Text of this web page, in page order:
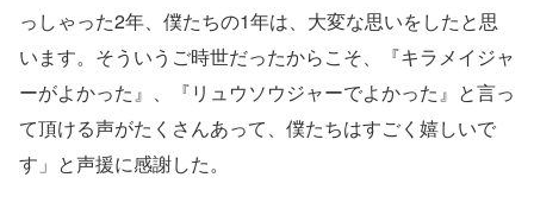
っしゃった2年、僕たちの1年は、大変な思いをしたと思
います。そういうご時世だったからこそ、『キラメイジャ
ーがよかった』、『リュウソウジャーでよかった』と言っ
て頂ける声がたくさんあって、僕たちはすごく嬉しいで
す」と声援に感謝した。